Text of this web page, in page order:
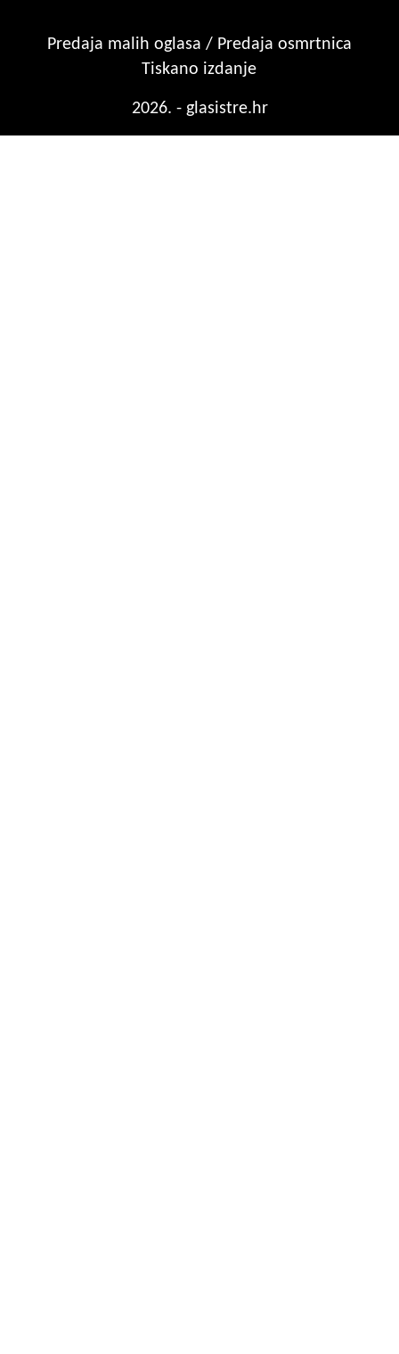
Predaja malih oglasa / Predaja osmrtnica
Tiskano izdanje
2026. - glasistre.hr